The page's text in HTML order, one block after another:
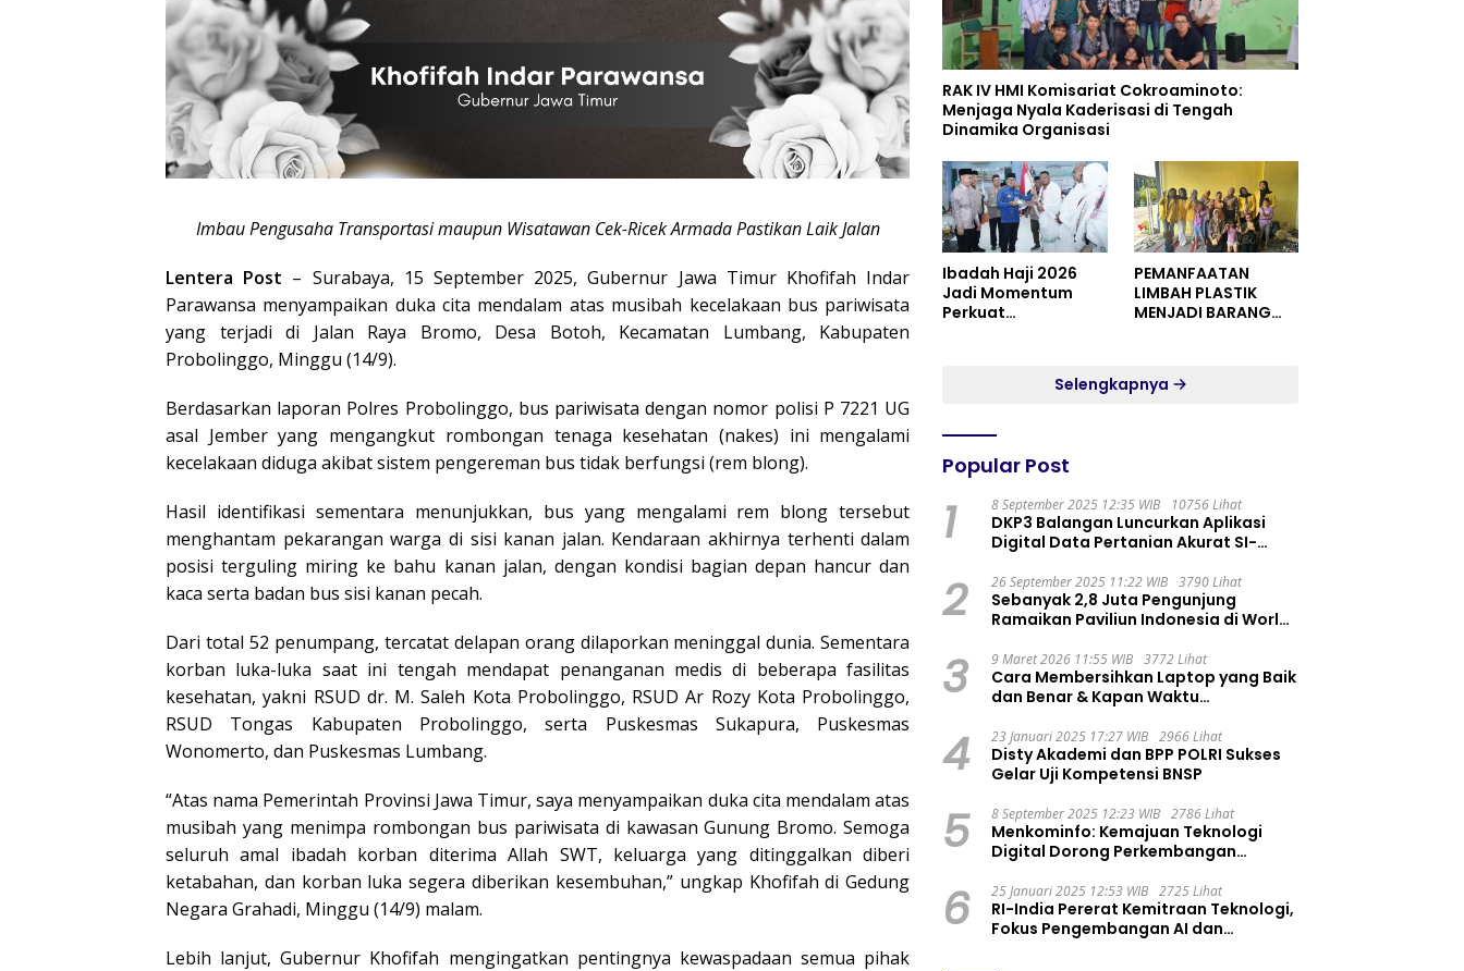
Imbau Pengusaha Transportasi maupun Wisatawan Cek-Ricek Armada Pastikan Laik Jalan
Lentera Post – Surabaya, 15 September 2025, Gubernur Jawa Timur Khofifah Indar
Parawansa menyampaikan duka cita mendalam atas musibah kecelakaan bus pariwisata
yang terjadi di Jalan Raya Bromo, Desa Botoh, Kecamatan Lumbang, Kabupaten
Probolinggo, Minggu (14/9).
Berdasarkan laporan Polres Probolinggo, bus pariwisata dengan nomor polisi P 7221 UG
asal Jember yang mengangkut rombongan tenaga kesehatan (nakes) ini mengalami
kecelakaan diduga akibat sistem pengereman bus tidak berfungsi (rem blong).
Hasil identifikasi sementara menunjukkan, bus yang mengalami rem blong tersebut
menghantam pekarangan warga di sisi kanan jalan. Kendaraan akhirnya terhenti dalam
posisi terguling miring ke bahu kanan jalan, dengan kondisi bagian depan hancur dan
kaca serta badan bus sisi kanan pecah.
Dari total 52 penumpang, tercatat delapan orang dilaporkan meninggal dunia. Sementara
korban luka-luka saat ini tengah mendapat penanganan medis di beberapa fasilitas
kesehatan, yakni RSUD dr. M. Saleh Kota Probolinggo, RSUD Ar Rozy Kota Probolinggo,
RSUD Tongas Kabupaten Probolinggo, serta Puskesmas Sukapura, Puskesmas
Wonomerto, dan Puskesmas Lumbang.
“Atas nama Pemerintah Provinsi Jawa Timur, saya menyampaikan duka cita mendalam atas
musibah yang menimpa rombongan bus pariwisata di kawasan Gunung Bromo. Semoga
seluruh amal ibadah korban diterima Allah SWT, keluarga yang ditinggalkan diberi
ketabahan, dan korban luka segera diberikan kesembuhan,” ungkap Khofifah di Gedung
Negara Grahadi, Minggu (14/9) malam.
Lebih lanjut, Gubernur Khofifah mengingatkan pentingnya kewaspadaan semua pihak
RAK IV HMI Komisariat Cokroaminoto:
Menjaga Nyala Kaderisasi di Tengah
Dinamika Organisasi
Ibadah Haji 2026
Jadi Momentum
Perkuat
PEMANFAATAN
LIMBAH PLASTIK
MENJADI BARANG
RESIDENCE
Selengkapnya
Popular Post
1 8 September 2025 12:35 WIB 10756 Lihat
DKP3 Balangan Luncurkan Aplikasi
Digital Data Pertanian Akurat SI-
2 26 September 2025 11:22 WIB 3790 Lihat
Sebanyak 2,8 Juta Pengunjung
Ramaikan Paviliun Indonesia di World
3 9 Maret 2026 11:55 WIB 3772 Lihat
Cara Membersihkan Laptop yang Baik
dan Benar & Kapan Waktu
4 23 Januari 2025 17:27 WIB 2966 Lihat
Disty Akademi dan BPP POLRI Sukses
Gelar Uji Kompetensi BNSP
5 8 September 2025 12:23 WIB 2786 Lihat
Menkominfo: Kemajuan Teknologi
Digital Dorong Perkembangan
6 25 Januari 2025 12:53 WIB 2725 Lihat
RI-India Pererat Kemitraan Teknologi,
Fokus Pengembangan AI dan